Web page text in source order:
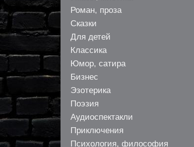
Роман, проза
Сказки
Для детей
Классика
Юмор, сатира
Бизнес
Эзотерика
Поэзия
Аудиоспектакли
Приключения
Психология, философия